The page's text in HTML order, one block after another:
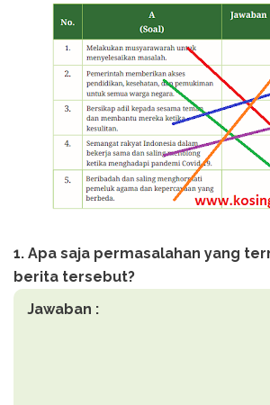
1. Apa saja permasalahan yang
berita tersebut?
Jawaban :